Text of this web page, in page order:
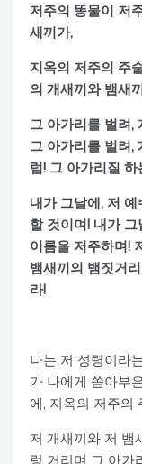
저주의 똥물이 저
새끼가,
지옥의 저주의 주
의 개새끼와 뱀새
그 아가리를 벌려,
그 아가리를 벌려,
럼! 그 아가리질
내가 그날에, 저
할 것이며! 내가
이름을 저주하며!
뱀새끼의 뱀짓거
라!
나는 저 성령이라
가 나에게 쏟아부
에, 지옥의 저주의
저 개새끼와 저 뱀
렁 거리며 그 아가